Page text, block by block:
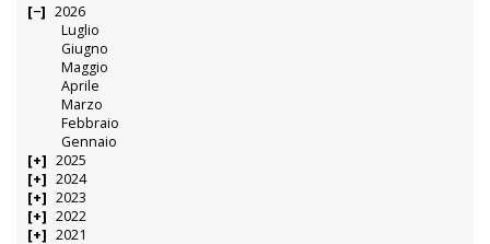
2026
Luglio
Giugno
Maggio
Aprile
Marzo
Febbraio
Gennaio
2025
2024
2023
2022
2021